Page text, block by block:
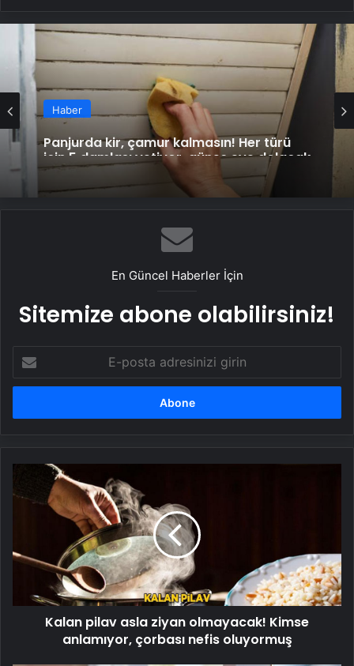
Haber
Panjurda kir, çamur kalmasın! Her türü
için 5 damlası yetiyor, güneş eve dolacak
En Güncel Haberler İçin
Sitemize abone olabilirsiniz!
posta
adresinizi
Kimse
anlamıyor,
nefis
oluyormuşKalan pilav asla ziyan olmayacak! Kimse
anlamıyor, çorbası nefis oluyormuş